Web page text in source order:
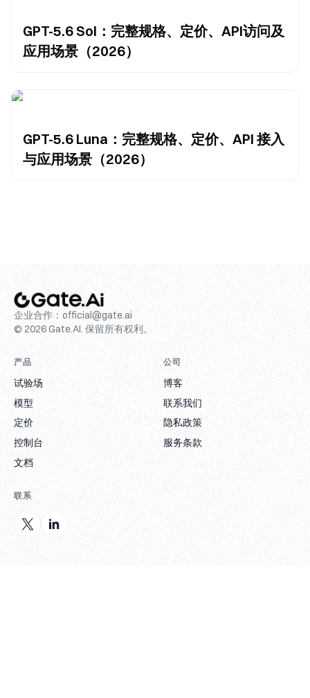
GPT-5.6 Sol：完整规格、定价、API访问及
应用场景（2026）
GPT-5.6 Luna：完整规格、定价、API 接入
与应用场景（2026）
企业合作： official@gate.ai
© 2026 Gate.AI. 保留所有权利。
产品
试验场
模型
定价
控制台
文档
公司
博客
联系我们
隐私政策
服务条款
联系